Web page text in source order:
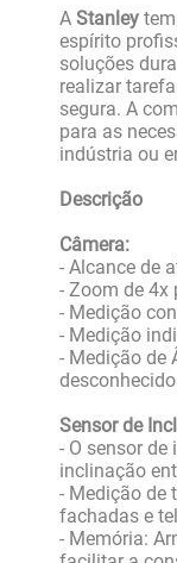
A Stanley
espírito
soluções
realizar
segura. A
para as
indústria ou
Descrição
Câmera:
- Alcance de
- Zoom de
- Medição
- Medição
- Medição de
Sensor de
- O sensor
inclinação
- Medição de
fachadas e
- Memória: